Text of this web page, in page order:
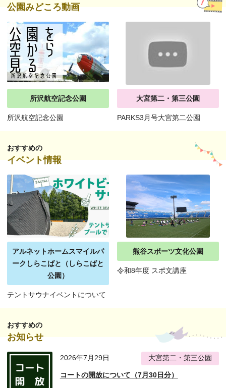
公園みどころ動画
所沢航空記念公園
所沢航空記念公園
大宮第二・第三公園
PARKS3月号大宮第二公園
おすすめの
イベント情報
アルネットホームスマイルパ
ークしらこばと（しらこばと
公園）
テントサウナイベントについて
熊谷スポーツ文化公園
令和8年度 スポ文講座
おすすめの
お知らせ
2026年7月29日 大宮第二・第三公園
コートの開放について（7月30日分）